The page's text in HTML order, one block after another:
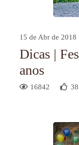
15 de Abr de 2018
Dicas |
anos
16842 38